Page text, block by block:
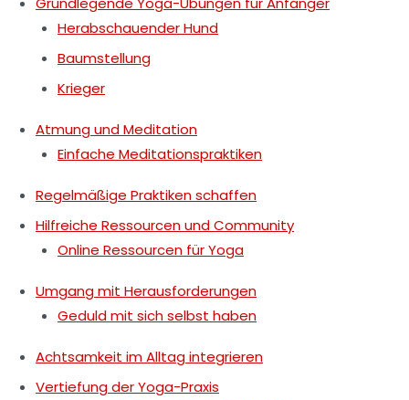
Herabschauender Hund
Baumstellung
Krieger
Atmung und Meditation
Einfache Meditationspraktiken
Regelmäßige Praktiken schaffen
Hilfreiche Ressourcen und Community
Online Ressourcen für Yoga
Umgang mit Herausforderungen
Geduld mit sich selbst haben
Achtsamkeit im Alltag integrieren
Vertiefung der Yoga-Praxis